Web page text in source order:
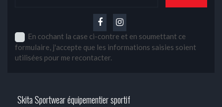
En cochant la case ci-contre et en soumettant ce
formulaire, j'accepte que les informations saisies soient
utilisées pour me recontacter.
Skita Sportwear équipementier sportif